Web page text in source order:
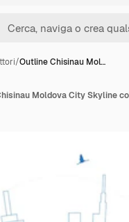
/Outline Chisinau Mol…
Moldova City Skyline